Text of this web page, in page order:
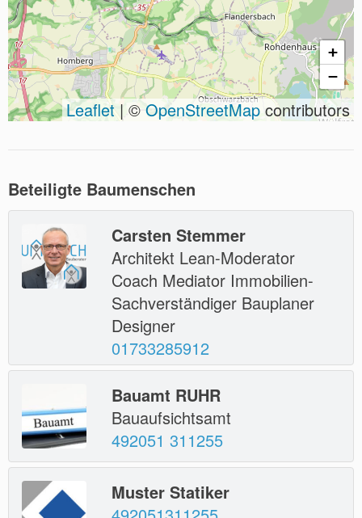
+
−
Leaflet| © OpenStreetMap contributors
Beteiligte Baumenschen
Carsten Stemmer
Architekt Lean-Moderator
Coach Mediator Immobilien-
Sachverständiger Bauplaner
Designer
01733285912
Bauamt RUHR
Bauaufsichtsamt
492051 311255
Muster Statiker